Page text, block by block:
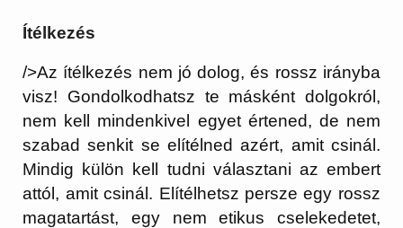
Ítélkezés
/>Az ítélkezés nem jó dolog, és rossz irányba
visz! Gondolkodhatsz te másként dolgokról,
nem kell mindenkivel egyet értened, de nem
szabad senkit se elítélned azért, amit csinál.
Mindig külön kell tudni választani az embert
attól, amit csinál. Elítélhetsz persze egy rossz
magatartást, egy nem etikus cselekedetet,